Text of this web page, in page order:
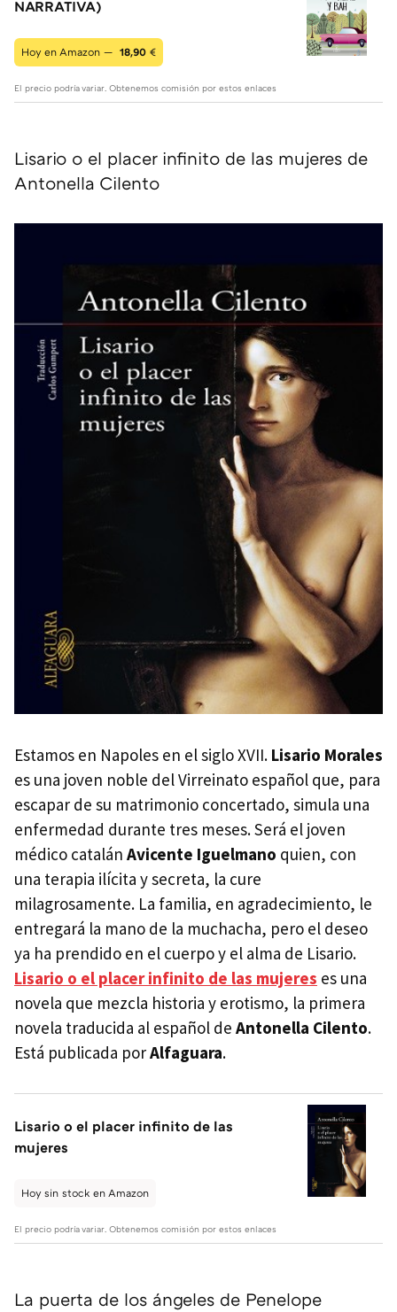
NARRATIVA)
Hoy en Amazon — 18,90 €
El precio podría variar. Obtenemos comisión por estos enlaces
Lisario o el placer infinito de las mujeres de
Antonella Cilento
Estamos en Napoles en el siglo XVII. Lisario Morales
es una joven noble del Virreinato español que, para
escapar de su matrimonio concertado, simula una
enfermedad durante tres meses. Será el joven
médico catalán Avicente Iguelmano quien, con
una terapia ilícita y secreta, la cure
milagrosamente. La familia, en agradecimiento, le
entregará la mano de la muchacha, pero el deseo
ya ha prendido en el cuerpo y el alma de Lisario.
Lisario o el placer infinito de las mujeres es una
novela que mezcla historia y erotismo, la primera
novela traducida al español de Antonella Cilento.
Está publicada porAlfaguara.
Lisario o el placer infinito de las
mujeres
Hoy sin stock en Amazon
El precio podría variar. Obtenemos comisión por estos enlaces
La puerta de los ángeles de Penelope